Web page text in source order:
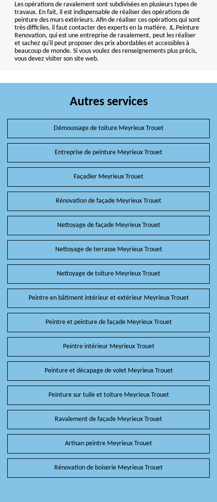
Les opérations de ravalement sont subdivisées en plusieurs types de
travaux. En fait, il est indispensable de réaliser des opérations de
peinture des murs extérieurs. Afin de réaliser ces opérations qui sont
très difficiles, il faut contacter des experts en la matière. JL.Peinture
Renovation, qui est une entreprise de ravalement, peut les réaliser
et sachez qu'il peut proposer des prix abordables et accessibles à
beaucoup de monde. Si vous voulez des renseignements plus précis,
vous devez visiter son site web.
Autres services
Démoussage de toiture Meyrieux Trouet
Entreprise de peinture Meyrieux Trouet
Façadier Meyrieux Trouet
Rénovation de façade Meyrieux Trouet
Nettoyage de façade Meyrieux Trouet
Nettoyage de terrasse Meyrieux Trouet
Nettoyage de toiture Meyrieux Trouet
Peintre en bâtiment intérieur et extérieur Meyrieux Trouet
Peintre et peinture de façade Meyrieux Trouet
Peintre intérieur Meyrieux Trouet
Peinture et décapage de volet Meyrieux Trouet
Peinture sur tuile et toiture Meyrieux Trouet
Ravalement de façade Meyrieux Trouet
Artisan peintre Meyrieux Trouet
Rénovation de boiserie Meyrieux Trouet